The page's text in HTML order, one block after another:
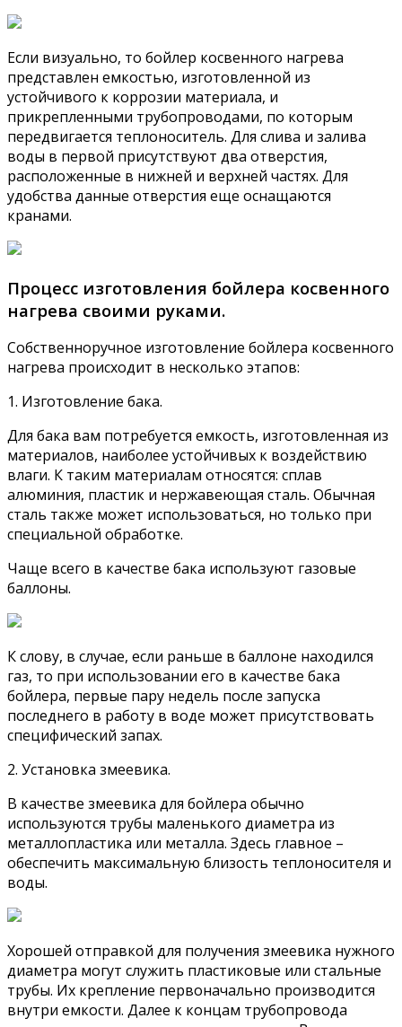
Если визуально, то бойлер косвенного нагрева
представлен емкостью, изготовленной из
устойчивого к коррозии материала, и
прикрепленными трубопроводами, по которым
передвигается теплоноситель. Для слива и залива
воды в первой присутствуют два отверстия,
расположенные в нижней и верхней частях. Для
удобства данные отверстия еще оснащаются
кранами.
Процесс изготовления бойлера косвенного
нагрева своими руками.
Собственноручное изготовление бойлера косвенного
нагрева происходит в несколько этапов:
1. Изготовление бака.
Для бака вам потребуется емкость, изготовленная из
материалов, наиболее устойчивых к воздействию
влаги. К таким материалам относятся: сплав
алюминия, пластик и нержавеющая сталь. Обычная
сталь также может использоваться, но только при
специальной обработке.
Чаще всего в качестве бака используют газовые
баллоны.
К слову, в случае, если раньше в баллоне находился
газ, то при использовании его в качестве бака
бойлера, первые пару недель после запуска
последнего в работу в воде может присутствовать
специфический запах.
2. Установка змеевика.
В качестве змеевика для бойлера обычно
используются трубы маленького диаметра из
металлопластика или металла. Здесь главное –
обеспечить максимальную близость теплоносителя и
воды.
Хорошей отправкой для получения змеевика нужного
диаметра могут служить пластиковые или стальные
трубы. Их крепление первоначально производится
внутри емкости. Далее к концам трубопровода